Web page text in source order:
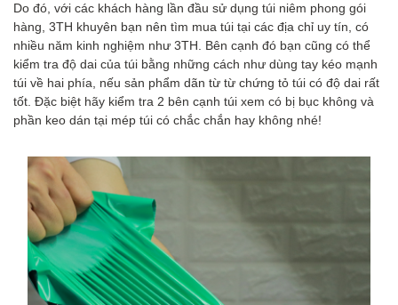
Do đó, với các khách hàng lần đầu sử dụng túi niêm phong gói
hàng, 3TH khuyên bạn nên tìm mua túi tại các địa chỉ uy tín, có
nhiều năm kinh nghiệm như 3TH. Bên cạnh đó bạn cũng có thể
kiểm tra độ dai của túi bằng những cách như dùng tay kéo mạnh
túi về hai phía, nếu sản phẩm dãn từ từ chứng tỏ túi có độ dai rất
tốt. Đặc biệt hãy kiểm tra 2 bên cạnh túi xem có bị bục không và
phần keo dán tại mép túi có chắc chắn hay không nhé!